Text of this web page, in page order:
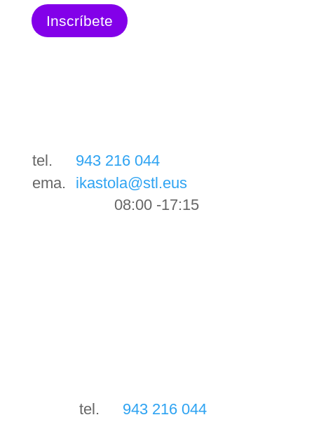
Inscríbete
tel.
943 216 044
ema.
ikastola@stl.eus
08:00 -17:15
tel.
943 216 044